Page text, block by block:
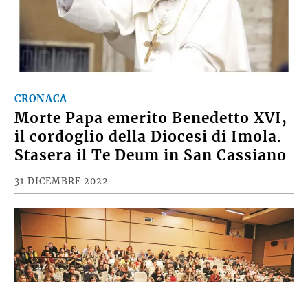
CRONACA
Morte Papa emerito Benedetto XVI,
il cordoglio della Diocesi di Imola.
Stasera il Te Deum in San Cassiano
31 DICEMBRE 2022